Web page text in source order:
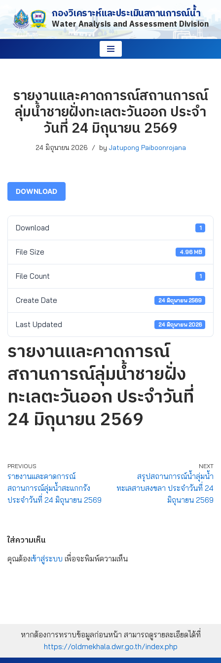
Skip
to
กองวิเคราะห์และประเมินสถานการณ์น้ำ
Water Analysis and Assessment Division
รายงานและคาดการณ์สถานการณ์
ลุ่มน้ำชายฝั่งทะเลตะวันออก ประจำ
วันที่ 24 มิถุนายน 2569
24 มิถุนายน 2026 by Jatupong Paiboonrojana
DOWNLOAD
Download 1
File Size 4.96 MB
File Count 1
Create Date 24 มิถุนายน 2569
Last Updated 24 มิถุนายน 2026
รายงานและคาดการณ์
สถานการณ์ลุ่มน้ำชายฝั่ง
ทะเลตะวันออก ประจำวันที่
24 มิถุนายน 2569
PREVIOUS
รายงานและคาดการณ์
สถานการณ์ลุ่มน้ำสะแกกรัง
ประจำวันที่ 24 มิถุนายน 2569
NEXT
สรุปสถานการณ์น้ำลุ่มน้ำ
ทะเลสาบสงขลา ประจำวันที่ 24
มิถุนายน 2569
ใส่ความเห็น
คุณต้องเข้าสู่ระบบ เพื่อจะพิมพ์ความเห็น
หากต้องการทราบข้อมูลก่อนหน้า สามารถดูรายละเอียดได้ที่
https://oldmekhala.dwr.go.th/index.php